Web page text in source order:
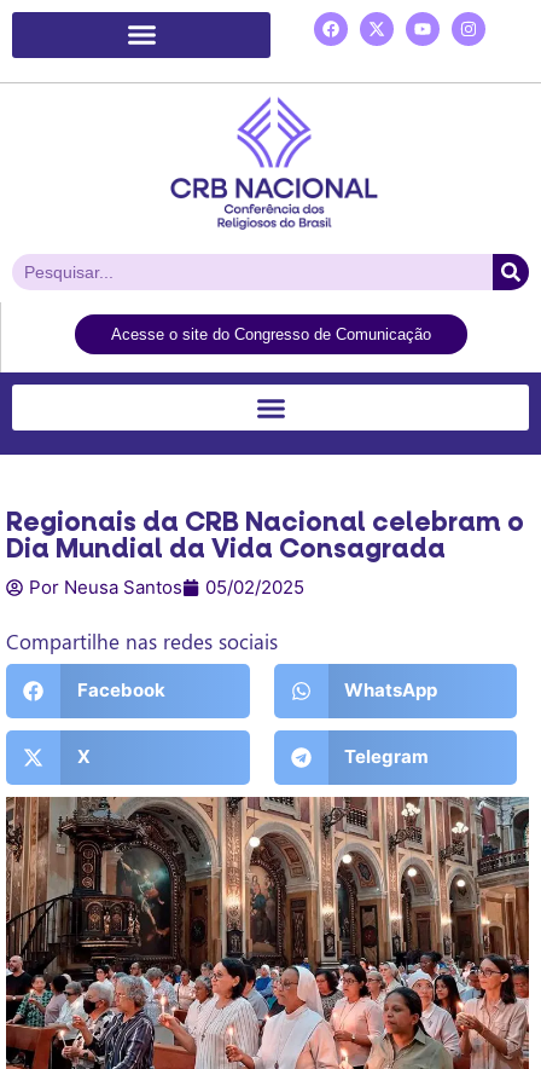
Acesse o site do Congresso de Comunicação
Regionais da CRB Nacional celebram o
Dia Mundial da Vida Consagrada
Por Neusa Santos 05/02/2025
Compartilhe nas redes sociais
Facebook WhatsApp
X Telegram